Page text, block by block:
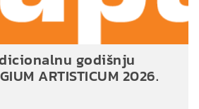
godišnju
ARTISTICUM 2026.